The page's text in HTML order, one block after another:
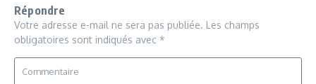
Répondre
Votre adresse e-mail ne sera pas publiée. Les champs
obligatoires sont indiqués avec *